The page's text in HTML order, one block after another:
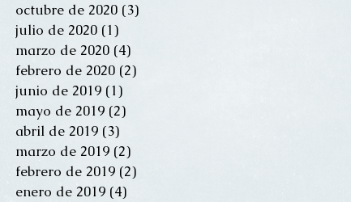
octubre de 2020 (3)
julio de 2020 (1)
marzo de 2020 (4)
febrero de 2020 (2)
junio de 2019 (1)
mayo de 2019 (2)
abril de 2019 (3)
marzo de 2019 (2)
febrero de 2019 (2)
enero de 2019 (4)